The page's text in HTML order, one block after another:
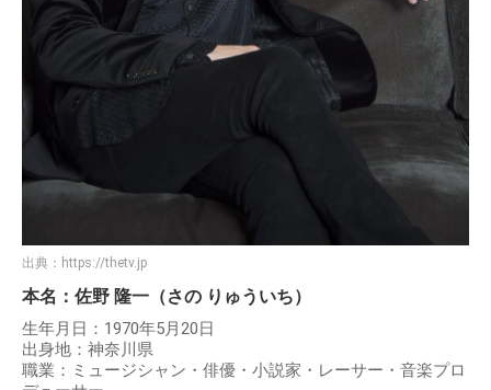
出典： https://thetv.jp
本名：佐野 隆一（さの りゅういち）
生年月日：1970年5月20日
出身地：神奈川県
職業：ミュージシャン・俳優・小説家・レーサー・音楽プロ